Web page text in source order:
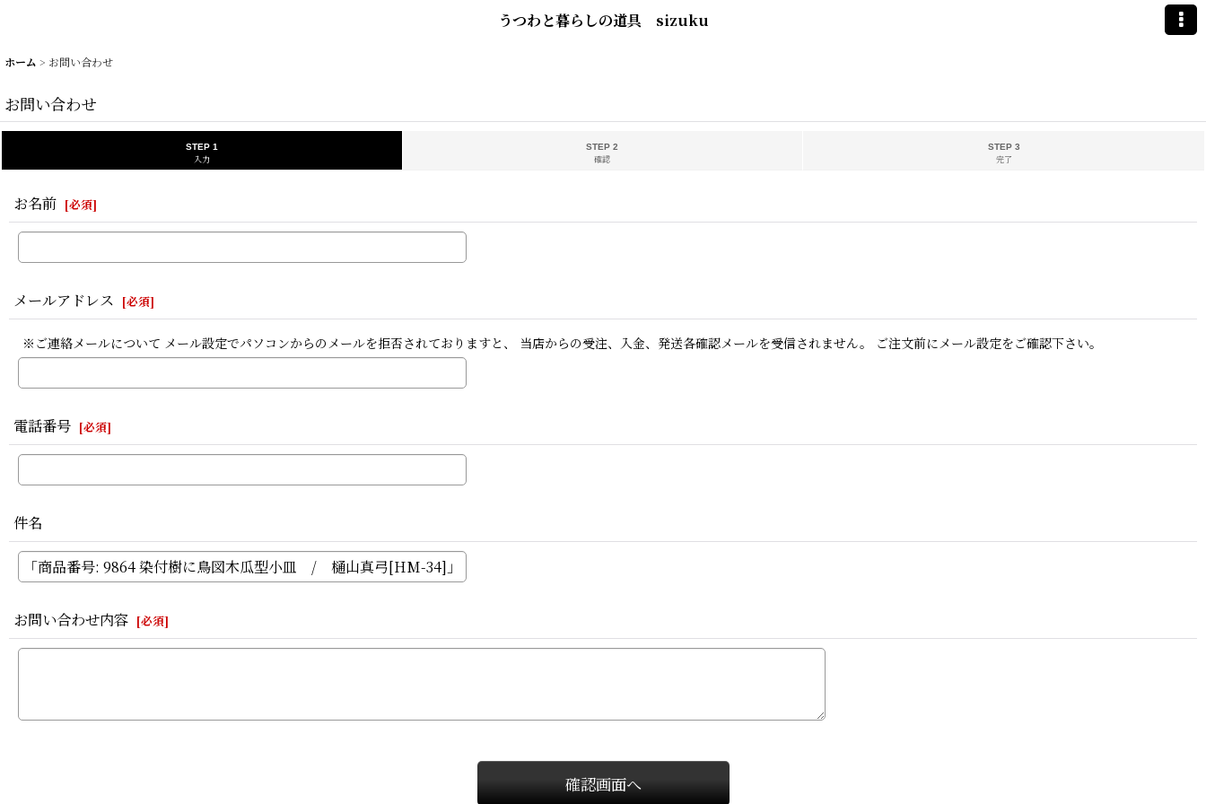
うつわと暮らしの道具 sizuku
ホーム > お問い合わせ
お問い合わせ
STEP 1
入力
STEP 2
確認
STEP 3
完了
お名前 [必須]
メールアドレス [必須]
※ご連絡メールについて メール設定でパソコンからのメールを拒否されておりますと、 当店からの受注、入金、発送各確認メールを受信されません。 ご注文前にメール設定をご確認下さい。
電話番号 [必須]
件名
お問い合わせ内容 [必須]
確認画面へ